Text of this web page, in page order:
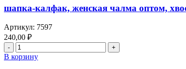
шапка-калфак, женская чалма оптом,
Артикул: 7597
240,00 ₽
В корзину